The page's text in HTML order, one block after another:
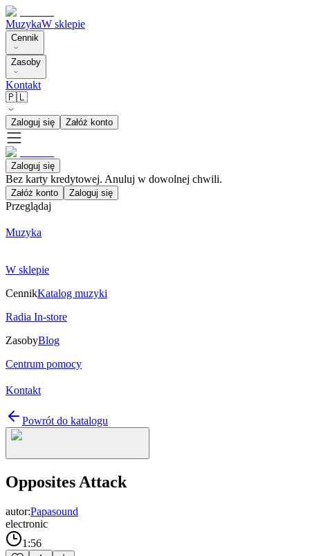
MuzykaW sklepie
Cennik
Zasoby
Kontakt
🇵🇱
Zaloguj się Załóż konto
Zaloguj się
Bez karty kredytowej. Anuluj w dowolnej chwili.
Załóż konto Zaloguj się
Przeglądaj
Muzyka
W sklepie
CennikKatalog muzyki
Radia In-store
ZasobyBlog
Centrum pomocy
Kontakt
Powrót do katalogu
Opposites Attack
autor:Papasound
electronic
1:56